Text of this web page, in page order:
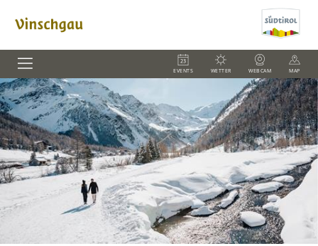
EVENTS WETTER WEBCAM MAP